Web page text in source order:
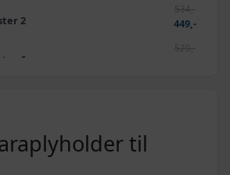
til
2
534,-
449,-
6
529,-
5